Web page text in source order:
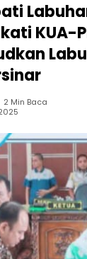
KUA-
2 Min Baca